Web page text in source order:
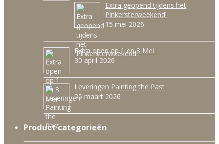
Extra geopend tijdens het
Pinkersterweekend!
15 mei 2026
Extra open op 1 en 3 Mei
30 april 2026
Leveringen Painting the Past
25 maart 2026
Product categorieën